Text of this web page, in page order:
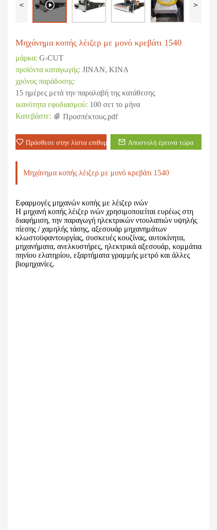
< >
Μηχάνημα κοπής λέιζερ με μονό κρεβάτι 1540
μάρκα: G-CUT
προϊόντα καταγωγής: JINAN, ΚΙΝΑ
χρόνος παράδοσης:
15 ημέρες μετά την παραλαβή της κατάθεσης
ικανότητα εφοδιασμού: 100 σετ το μήνα
Κατεβάστε:
Προσπέκτους.pdf
Πρόσθεσε στην λίστα επιθυμιών Αποστολή έρευνα τώρα
Μηχάνημα κοπής λέιζερ με μονό κρεβάτι 1540
Εφαρμογές μηχανών κοπής με λέιζερ ινών
Η μηχανή κοπής λέιζερ ινών χρησιμοποιείται ευρέως στη
διαφήμιση, την παραγωγή ηλεκτρικών ντουλαπιών υψηλής
πίεσης / χαμηλής τάσης, αξεσουάρ μηχανημάτων
κλωστοϋφαντουργίας, συσκευές κουζίνας, αυτοκίνητα,
μηχανήματα, ανελκυστήρες, ηλεκτρικά αξεσουάρ, κομμάτια
πηνίου ελατηρίου, εξαρτήματα γραμμής μετρό και άλλες
βιομηχανίες.